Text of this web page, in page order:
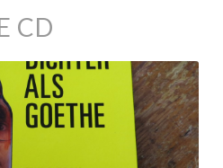
CD